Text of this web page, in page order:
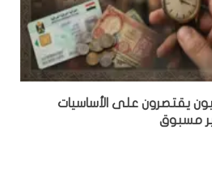
يقتصرون على الأساسيات
مسبوق